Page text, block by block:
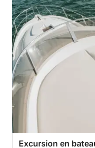
Excursion en